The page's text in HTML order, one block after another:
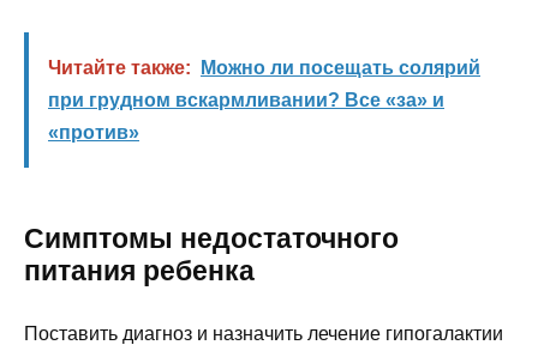
Читайте также:
Можно ли посещать солярий
при грудном вскармливании? Все «за» и
«против»
Симптомы недостаточного
питания ребенка
Поставить диагноз и назначить лечение гипогалактии